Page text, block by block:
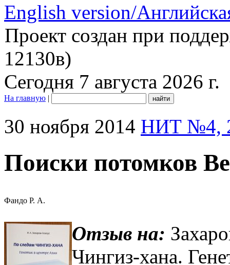
English version/
Проект создан при
12130в)
Сегодня 7 августа 2026 г.
На главную |
30 ноября 2014 НИТ №4,
Поиски потомков
Фандо Р. А.
Отзыв на:
Чингиз-хана.